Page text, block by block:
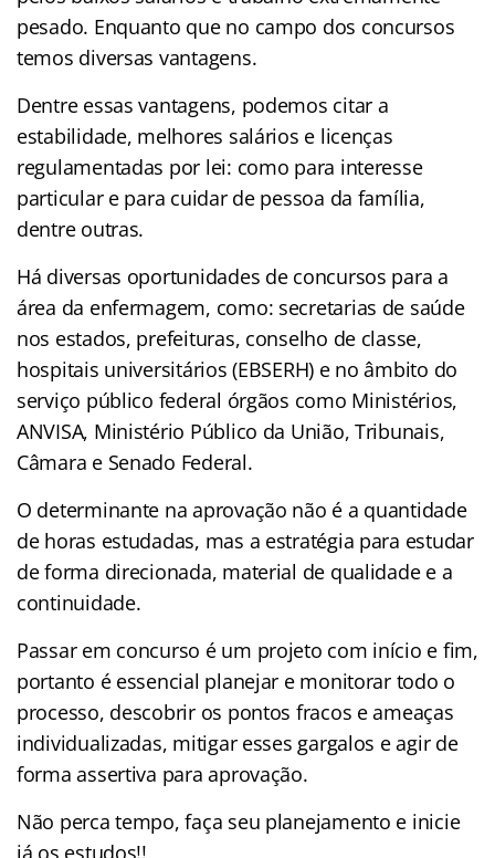
pesado. Enquanto que no campo dos concursos
temos diversas vantagens.
Dentre essas vantagens, podemos citar a
estabilidade, melhores salários e licenças
regulamentadas por lei: como para interesse
particular e para cuidar de pessoa da família,
dentre outras.
Há diversas oportunidades de concursos para a
área da enfermagem, como: secretarias de saúde
nos estados, prefeituras, conselho de classe,
hospitais universitários (EBSERH) e no âmbito do
serviço público federal órgãos como Ministérios,
ANVISA, Ministério Público da União, Tribunais,
Câmara e Senado Federal.
O determinante na aprovação não é a quantidade
de horas estudadas, mas a estratégia para estudar
de forma direcionada, material de qualidade e a
continuidade.
Passar em concurso é um projeto com início e fim,
portanto é essencial planejar e monitorar todo o
processo, descobrir os pontos fracos e ameaças
individualizadas, mitigar esses gargalos e agir de
forma assertiva para aprovação.
Não perca tempo, faça seu planejamento e inicie
já os estudos!!